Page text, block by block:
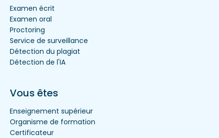
Examen écrit
Examen oral
Proctoring
Service de surveillance
Détection du plagiat
Détection de l'IA
Vous êtes
Enseignement supérieur
Organisme de formation
Certificateur